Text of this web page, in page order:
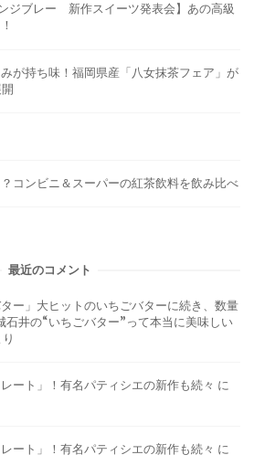
ジブレー 新作スイーツ発表会】あの高級
が持ち味！福岡県産「八女抹茶フェア」が
コンビニ＆スーパーの紅茶飲料を飲み比べ
最近のコメント
ー」大ヒットのいちごバターに続き、数量
石井の“いちごバター”って本当に美味しい
ート」！有名パティシエの新作も続々 に
ート」！有名パティシエの新作も続々 に